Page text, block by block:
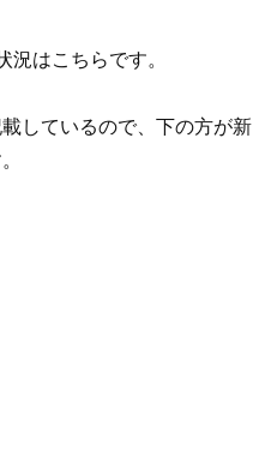
況はこちらです。
しているので、下の方が新